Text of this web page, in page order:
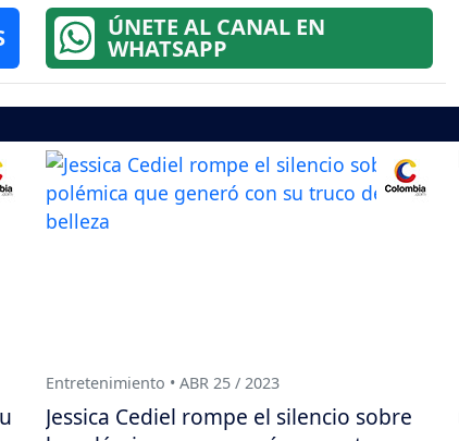
ÚNETE AL CANAL EN
WHATSAPP
Entretenimiento • ABR 25 / 2023
Jessica Cediel rompe el silencio sobre